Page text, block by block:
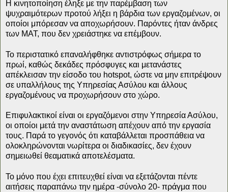
Η κινητοποίηση έληξε με την παρέμβαση των
ψυχραιμότερων προτού λήξει η βάρδια των εργαζομένων, οι
οποίοι μπόρεσαν να αποχωρήσουν. Παρόντες ήταν άνδρες
των ΜΑΤ, που δεν χρειάστηκε να επέμβουν.
Το περιστατικό επαναλήφθηκε αντιστρόφως σήμερα το
πρωί, καθώς δεκάδες πρόσφυγες και μετανάστες
απέκλεισαν την είσοδο του hotspot, ώστε να μην επιτρέψουν
σε υπαλλήλους της Υπηρεσίας Ασύλου και άλλους
εργαζομένους να προχωρήσουν στο χώρο.
Επιφυλακτικοί είναι οι εργαζόμενοι στην Υπηρεσία Ασύλου,
οι οποίοι μετά την αναστάτωση απέχουν από την εργασία
τους. Παρά το γεγονός ότι καταβάλλεται προσπάθεια να
ολοκληρώνονται νωρίτερα οι διαδικασίες, δεν έχουν
σημειωθεί θεαματικά αποτελέσματα.
Το μόνο που έχει επιτευχθεί είναι να εξετάζονται πέντε
αιτήσεις παραπάνω την ημέρα -σύνολο 20- πράγμα που